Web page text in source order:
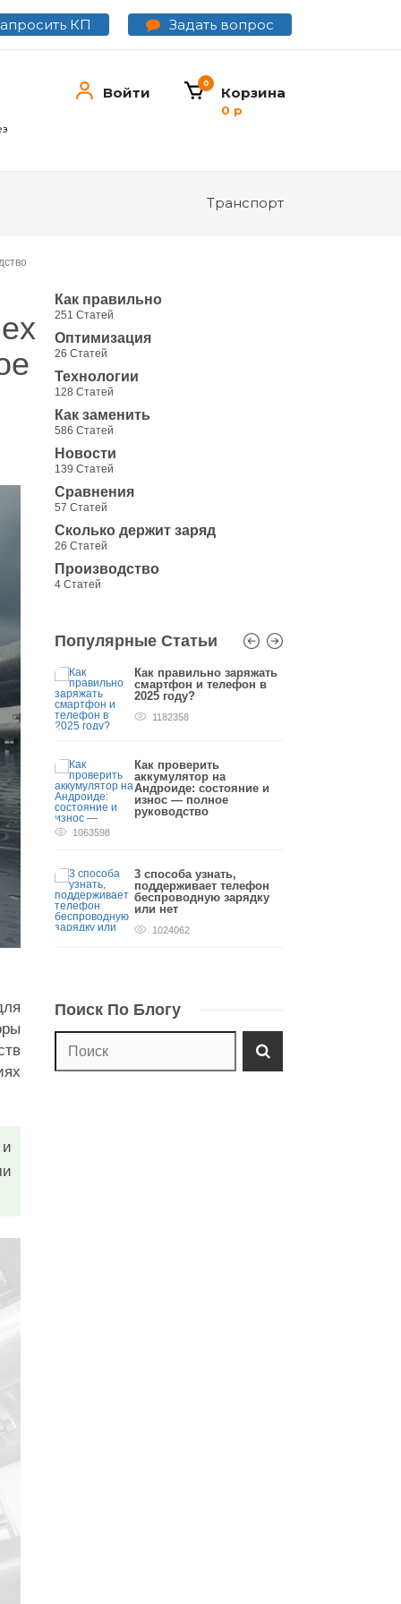
КП Задать вопрос
Войти Корзина
0
0 р
Транспорт
Как правильно
251 Статей
Оптимизация
26 Статей
Технологии
128 Статей
Как заменить
586 Статей
Новости
139 Статей
Сравнения
57 Статей
Сколько держит заряд
26 Статей
Производство
4 Статей
Популярные Статьи
на
Как правильно заряжать
смартфон и телефон в
2025 году?
1182358
Как проверить
аккумулятор на
Андроиде: состояние и
износ — полное
руководство
1063598
3 способа узнать,
поддерживает телефон
беспроводную зарядку
или нет
1024062
Поиск По Блогу